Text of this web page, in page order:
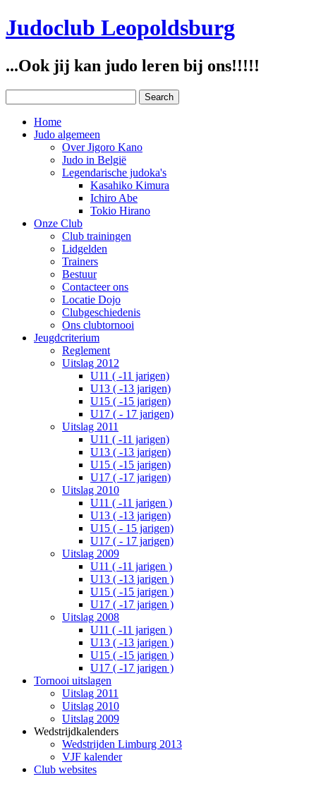
Judoclub Leopoldsburg
...Ook jij kan judo leren bij ons!!!!!
Home
Judo algemeen
Over Jigoro Kano
Judo in België
Legendarische judoka's
Kasahiko Kimura
Ichiro Abe
Tokio Hirano
Onze Club
Club trainingen
Lidgelden
Trainers
Bestuur
Contacteer ons
Locatie Dojo
Clubgeschiedenis
Ons clubtornooi
Jeugdcriterium
Reglement
Uitslag 2012
U11 ( -11 jarigen)
U13 ( -13 jarigen)
U15 ( -15 jarigen)
U17 ( - 17 jarigen)
Uitslag 2011
U11 ( -11 jarigen)
U13 ( -13 jarigen)
U15 ( -15 jarigen)
U17 ( -17 jarigen)
Uitslag 2010
U11 ( -11 jarigen )
U13 ( -13 jarigen)
U15 ( - 15 jarigen)
U17 ( - 17 jarigen)
Uitslag 2009
U11 ( -11 jarigen )
U13 ( -13 jarigen )
U15 ( -15 jarigen )
U17 ( -17 jarigen )
Uitslag 2008
U11 ( -11 jarigen )
U13 ( -13 jarigen )
U15 ( -15 jarigen )
U17 ( -17 jarigen )
Tornooi uitslagen
Uitslag 2011
Uitslag 2010
Uitslag 2009
Wedstrijdkalenders
Wedstrijden Limburg 2013
VJF kalender
Club websites